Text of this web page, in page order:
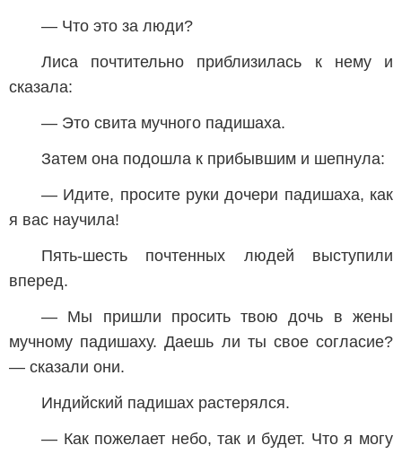
— Что это за люди?
Лиса почтительно приблизилась к нему и
сказала:
— Это свита мучного падишаха.
Затем она подошла к прибывшим и шепнула:
— Идите, просите руки дочери падишаха, как
я вас научила!
Пять-шесть почтенных людей выступили
вперед.
— Мы пришли просить твою дочь в жены
мучному падишаху. Даешь ли ты свое согласие?
— сказали они.
Индийский падишах растерялся.
— Как пожелает небо, так и будет. Что я могу